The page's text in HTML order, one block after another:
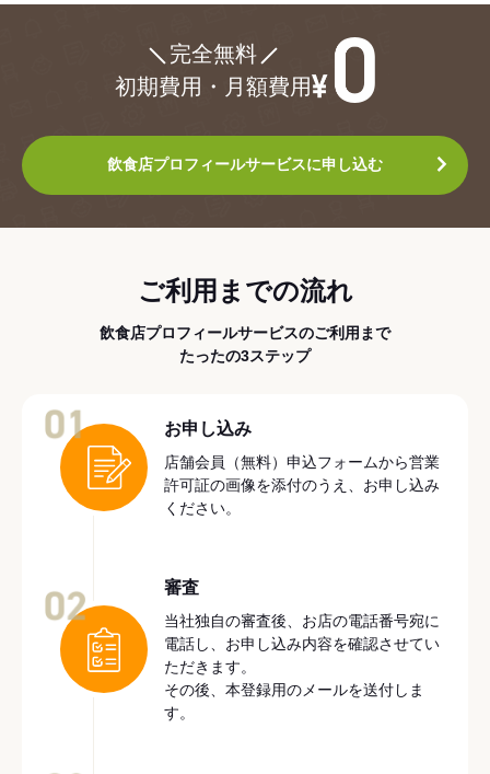
完全無料
初期費用・月額費用
飲食店プロフィールサービスに申し込む
ご利用までの流れ
飲食店プロフィールサービスのご利用まで
たったの3ステップ
お申し込み
店舗会員（無料）申込フォームから営業
許可証の画像を添付のうえ、お申し込み
ください。
審査
当社独自の審査後、お店の電話番号宛に
電話し、お申し込み内容を確認させてい
ただきます。
その後、本登録用のメールを送付しま
す。